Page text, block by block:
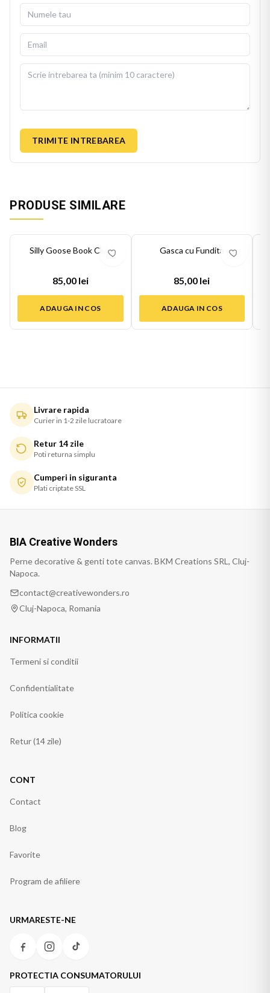
TRIMITE INTREBAREA
PRODUSE SIMILARE
Silly Goose Book Club
85,00 lei
ADAUGA IN COS
Gasca cu Fundita
85,00 lei
ADAUGA IN COS
Livrare rapida
Curier in 1-2 zile lucratoare
Retur 14 zile
Poti returna simplu
Cumperi in siguranta
Plati criptate SSL
BIA Creative Wonders
Perne decorative & genti tote canvas. BKM Creations SRL, Cluj-
Napoca.
contact@creativewonders.ro
Cluj-Napoca, Romania
INFORMATII
Termeni si conditii
Confidentialitate
Politica cookie
Retur (14 zile)
CONT
Contact
Blog
Favorite
Program de afiliere
URMARESTE-NE
PROTECTIA CONSUMATORULUI